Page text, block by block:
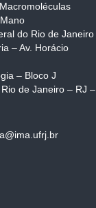
do Rio de Janeiro
– Av. Horácio
– Bloco J
de Janeiro – RJ –